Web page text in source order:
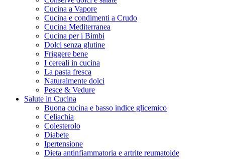
Cucina a Vapore
Cucina e condimenti a Crudo
Cucina Mediterranea
Cucina per i Bimbi
Dolci senza glutine
Friggere bene
I cereali in cucina
La pasta fresca
Naturalmente dolci
Pesce & Vedure
Salute in Cucina
Buona cucina e basso indice glicemico
Celiachia
Colesterolo
Diabete
Ipertensione
Dieta antinfiammatoria e artrite reumatoide